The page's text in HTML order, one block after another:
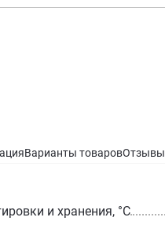
Варианты товаровОтзывы
и хранения, °С